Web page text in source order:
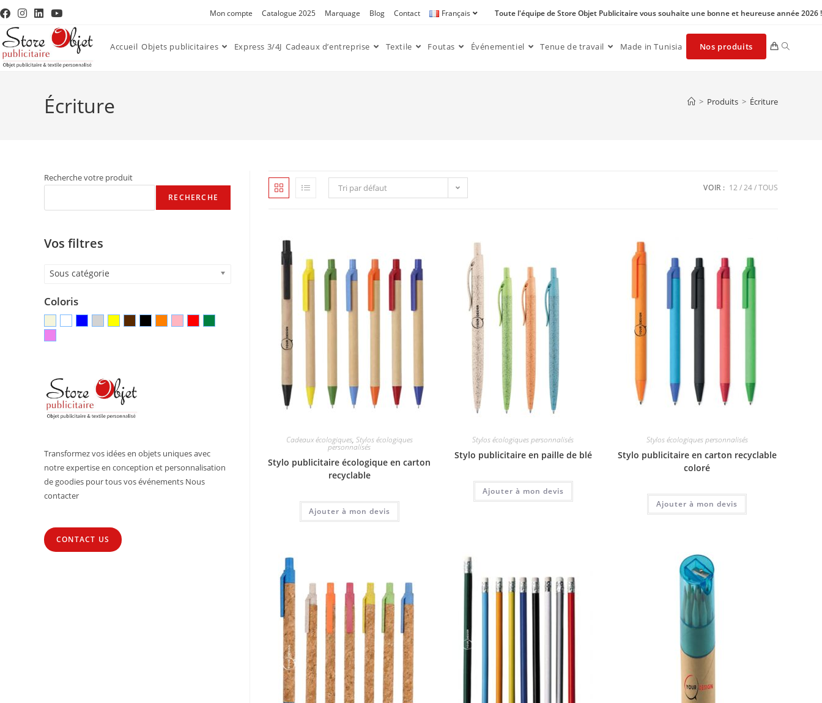
Mon compte Catalogue 2025 Marquage Blog Contact Français Toute l'équipe de Store Objet Publicitaire vous souhaite une bonne et heureuse année 2026 !
Accueil Objets publicitaires Express 3/4J Cadeaux d’entreprise Textile Foutas Événementiel Tenue de travail Made in Tunisia Nos produits
Écriture > Produits > Écriture
Recherche votre produit
RECHERCHE
Vos filtres
Sous catégorie
Coloris
Transformez vos idées en objets uniques avec
notre expertise en conception et personnalisation
de goodies pour tous vos événements Nous
contacter
CONTACT US
Tri par défaut VOIR : 12 24 TOUS
Cadeaux écologiques, Stylos écologiques
personnalisés
Stylo publicitaire écologique en carton
recyclable
Ajouter à mon devis
Stylos écologiques personnalisés
Stylo publicitaire en paille de blé
Ajouter à mon devis
Stylos écologiques personnalisés
Stylo publicitaire en carton recyclable
coloré
Ajouter à mon devis